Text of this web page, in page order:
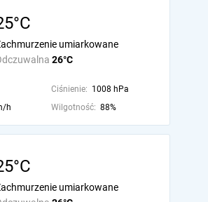
26°C
umiarkowane
Ciśnienie: 1008 hPa
h Wilgotność: 88%
umiarkowane